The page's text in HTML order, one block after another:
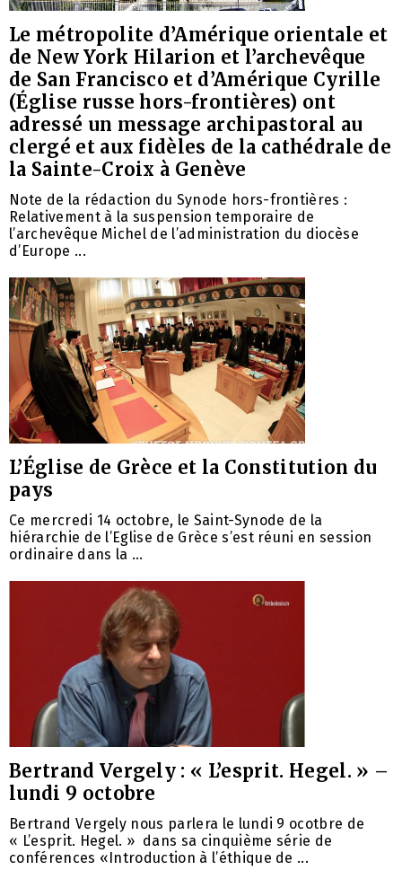
Le métropolite d’Amérique orientale et
de New York Hilarion et l’archevêque
de San Francisco et d’Amérique Cyrille
(Église russe hors-frontières) ont
adressé un message archipastoral au
clergé et aux fidèles de la cathédrale de
la Sainte-Croix à Genève
Note de la rédaction du Synode hors-frontières :
Relativement à la suspension temporaire de
l’archevêque Michel de l’administration du diocèse
d’Europe ...
L’Église de Grèce et la Constitution du
pays
Ce mercredi 14 octobre, le Saint-Synode de la
hiérarchie de l’Eglise de Grèce s’est réuni en session
ordinaire dans la ...
Bertrand Vergely : « L’esprit. Hegel. » –
lundi 9 octobre
Bertrand Vergely nous parlera le lundi 9 ocotbre de
« L’esprit. Hegel. » dans sa cinquième série de
conférences «Introduction à l’éthique de ...